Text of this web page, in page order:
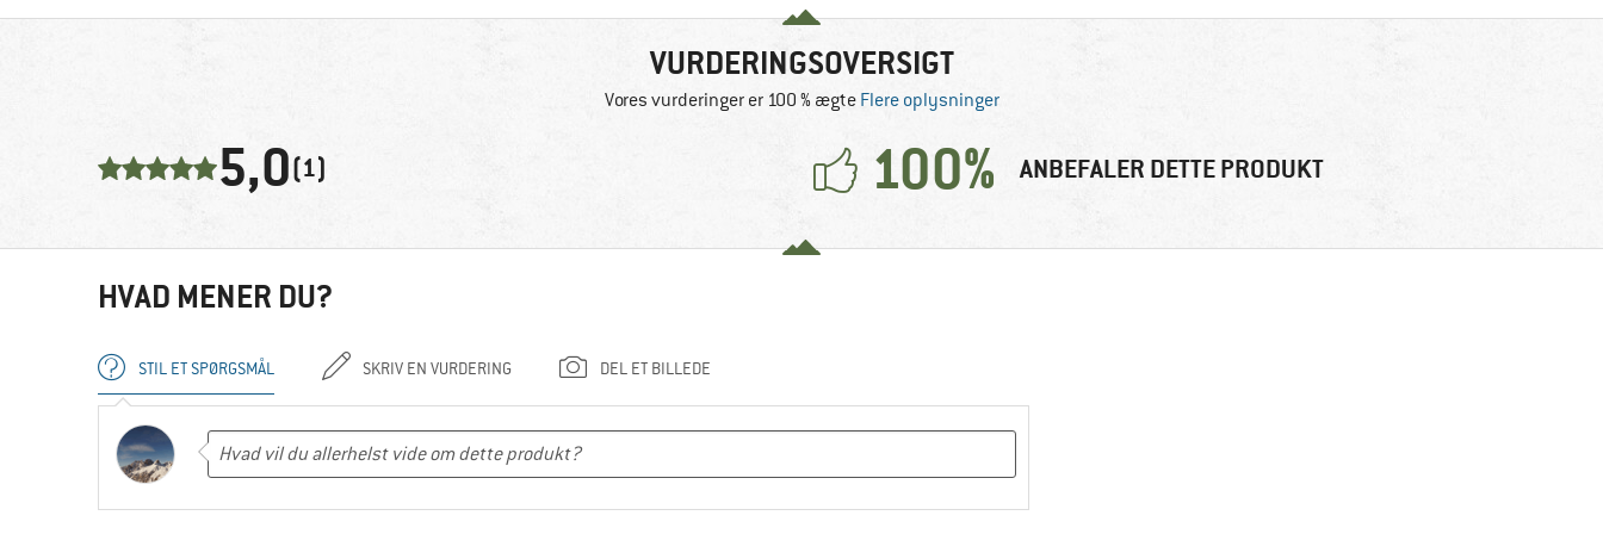
VURDERINGSOVERSIGT
Vores vurderinger er 100 % ægte Flere oplysninger
5,0(1) 100% ANBEFALER DETTE PRODUKT
HVAD MENER DU?
STIL ET SPØRGSMÅL SKRIV EN VURDERING DEL ET BILLEDE